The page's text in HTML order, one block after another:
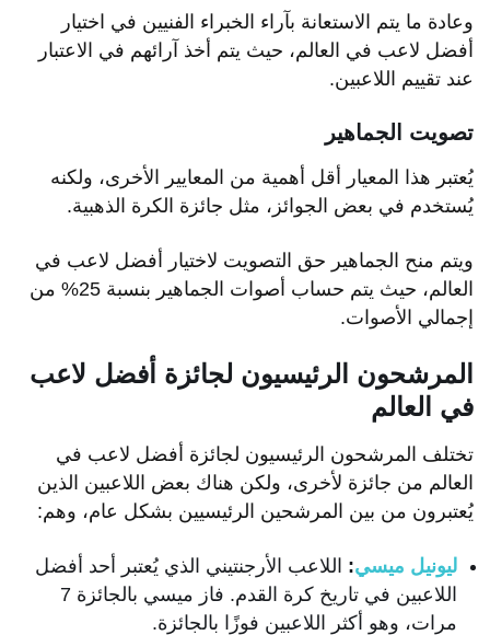
وعادة ما يتم الاستعانة بآراء الخبراء الفنيين في اختيار
أفضل لاعب في العالم، حيث يتم أخذ آرائهم في الاعتبار
عند تقييم اللاعبين.
تصويت الجماهير
يُعتبر هذا المعيار أقل أهمية من المعايير الأخرى، ولكنه
يُستخدم في بعض الجوائز، مثل جائزة الكرة الذهبية.
ويتم منح الجماهير حق التصويت لاختيار أفضل لاعب في
العالم، حيث يتم حساب أصوات الجماهير بنسبة 25% من
إجمالي الأصوات.
المرشحون الرئيسيون لجائزة أفضل لاعب
في العالم
تختلف المرشحون الرئيسيون لجائزة أفضل لاعب في
العالم من جائزة لأخرى، ولكن هناك بعض اللاعبين الذين
يُعتبرون من بين المرشحين الرئيسيين بشكل عام، وهم:
ليونيل ميسي: اللاعب الأرجنتيني الذي يُعتبر أحد أفضل
اللاعبين في تاريخ كرة القدم. فاز ميسي بالجائزة 7
مرات، وهو أكثر اللاعبين فوزًا بالجائزة.